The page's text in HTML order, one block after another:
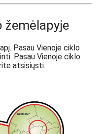
žemėlapyje
Pasau Vienoje ciklo
Pasau Vienoje ciklo
atsisiųsti.